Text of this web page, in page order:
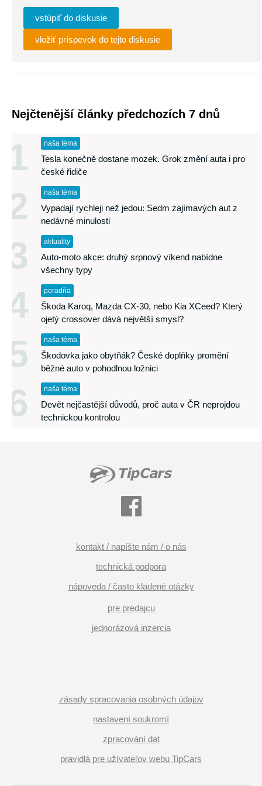
vstúpiť do diskusie
vložiť príspevok do tejto diskusie
Nejčtenější články předchozích 7 dnů
1 naša téma
Tesla konečně dostane mozek. Grok změní auta i pro
české řidiče
2 naša téma
Vypadají rychleji než jedou: Sedm zajímavých aut z
nedávné minulosti
3 aktuality
Auto-moto akce: druhý srpnový víkend nabídne
všechny typy
4 poradňa
Škoda Karoq, Mazda CX-30, nebo Kia XCeed? Který
ojetý crossover dává největší smysl?
5 naša téma
Škodovka jako obytňák? České doplňky promění
běžné auto v pohodlnou ložnici
6 naša téma
Devět nejčastější důvodů, proč auta v ČR neprojdou
technickou kontrolou
kontakt / napíšte nám / o nás
technická podpora
nápoveda / často kladené otázky
pre predajcu
jednorázová inzercia
zásady spracovania osobných údajov
nastavení soukromí
zpracování dat
pravidlá pre užívateľov webu TipCars